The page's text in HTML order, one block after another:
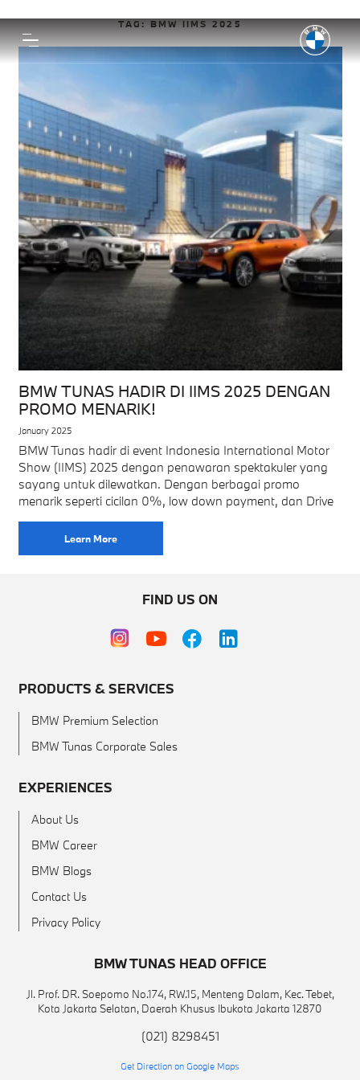
TAG:BMW IIMS 2025
BMW TUNAS HADIR DI IIMS 2025 DENGAN
PROMO MENARIK!
January 2025
BMW Tunas hadir di event Indonesia International Motor
Show (IIMS) 2025 dengan penawaran spektakuler yang
sayang untuk dilewatkan. Dengan berbagai promo
menarik seperti cicilan 0%, low down payment, dan Drive
Learn More
FIND US ON
PRODUCTS & SERVICES
BMW Premium Selection
BMW Tunas Corporate Sales
EXPERIENCES
About Us
BMW Career
BMW Blogs
Contact Us
Privacy Policy
BMW TUNAS HEAD OFFICE
Jl. Prof. DR. Soepomo No.174, RW.15, Menteng Dalam, Kec. Tebet,
Kota Jakarta Selatan, Daerah Khusus Ibukota Jakarta 12870
(021) 8298451
Get Direction on Google Maps